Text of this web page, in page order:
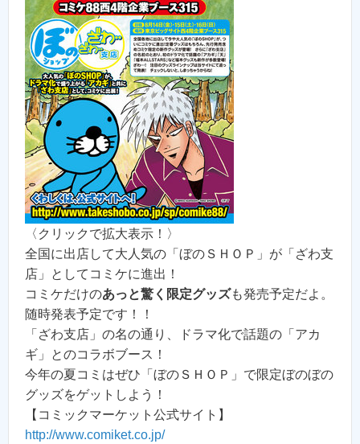
〈クリックで拡大表示！〉
全国に出店して大人気の「ぼのＳＨＯＰ」が「ざわ支
店」としてコミケに進出！
コミケだけのあっと驚く限定グッズも発売予定だよ。
随時発表予定です！！
「ざわ支店」の名の通り、ドラマ化で話題の「アカ
ギ」とのコラボブース！
今年の夏コミはぜひ「ぼのＳＨＯＰ」で限定ぼのぼの
グッズをゲットしよう！
【コミックマーケット公式サイト】
http://www.comiket.co.jp/